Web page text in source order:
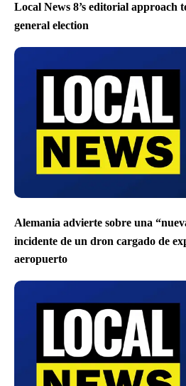
Local News 8’s editorial approach
general election
Alemania advierte sobre una
incidente de un dron cargado de
aeropuerto